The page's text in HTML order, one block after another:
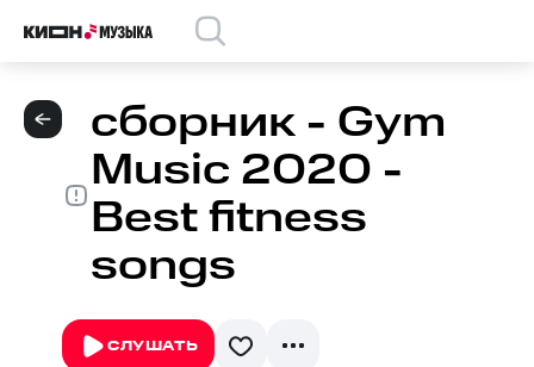
сборник - Gym
Music 2020 -
Best fitness
songs
СЛУШАТЬ